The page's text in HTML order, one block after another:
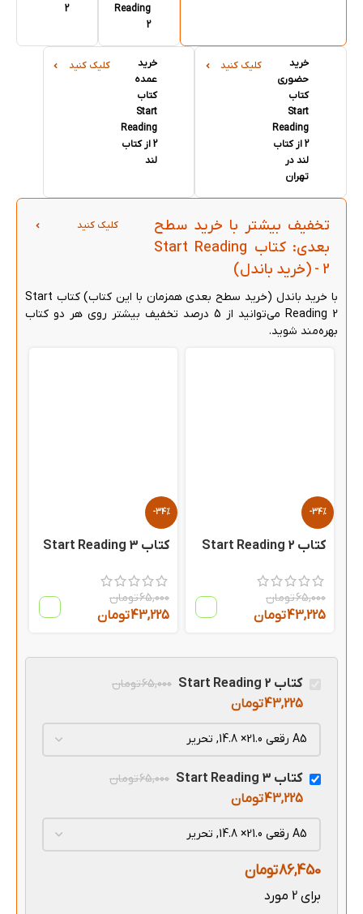
Reading
2
2
خرید
حضوری
کتاب
Start
Reading
2 از کتاب
لند در
تهران
کلیک کنید
خرید
عمده
کتاب
Start
Reading
2 از کتاب
لند
کلیک کنید
تخفیف بیشتر با خرید سطح
بعدی: کتاب Start Reading
2 - (خرید باندل)
کلیک کنید
با خرید باندل (خرید سطح بعدی همزمان با این کتاب) کتاب Start
Reading 2 می‌توانید از 5 درصد تخفیف بیشتر روی هر دو کتاب
بهره‌مند شوید.
-34%
کتاب Start Reading 2
65,000تومان
43,225تومان
-34%
کتاب Start Reading 3
65,000تومان
43,225تومان
کتاب Start Reading 2 65,000تومان
43,225تومان
کتاب Start Reading 3 65,000تومان
43,225تومان
86,450تومان
برای 2 مورد